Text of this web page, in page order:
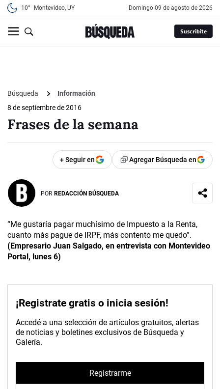
10° Montevideo, UY domingo 09 de agosto de 2026
Suscribite
Búsqueda
Información
8 de septiembre de 2016
Frases de la semana
+ Seguir en Agregar Búsqueda en
POR REDACCIÓN BÚSQUEDA
“Me gustaría pagar muchísimo de Impuesto a la Renta,
cuanto más pague de IRPF, más contento me quedo”.
(Empresario Juan Salgado, en entrevista con Montevideo
Portal, lunes 6)
¡Registrate gratis o inicia sesión!
Accedé a una selección de artículos gratuitos, alertas
de noticias y boletines exclusivos de Búsqueda y
Galería.
Registrarme